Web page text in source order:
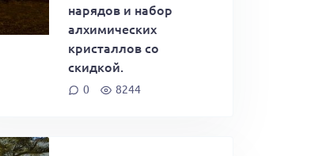
нарядов и набор
алхимических
кристаллов со
скидкой.
0 8244